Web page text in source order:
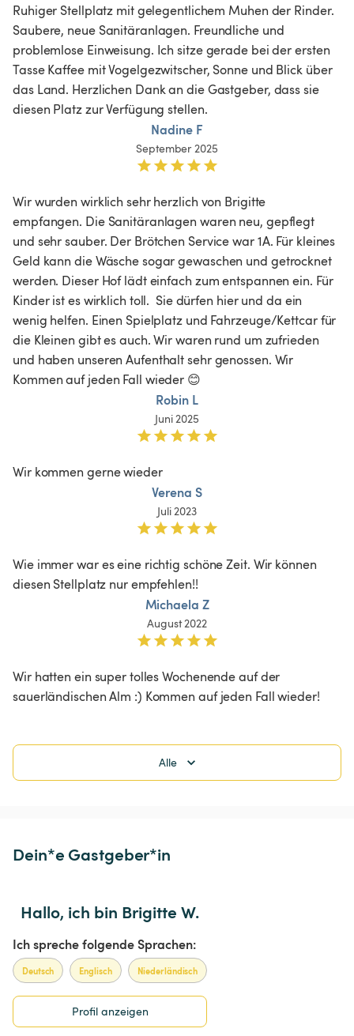
Ruhiger Stellplatz mit gelegentlichem Muhen der Rinder.
Saubere, neue Sanitäranlagen. Freundliche und
problemlose Einweisung. Ich sitze gerade bei der ersten
Tasse Kaffee mit Vogelgezwitscher, Sonne und Blick über
das Land. Herzlichen Dank an die Gastgeber, dass sie
diesen Platz zur Verfügung stellen.
Nadine F
September 2025
Wir wurden wirklich sehr herzlich von Brigitte
empfangen. Die Sanitäranlagen waren neu, gepflegt
und sehr sauber. Der Brötchen Service war 1A. Für kleines
Geld kann die Wäsche sogar gewaschen und getrocknet
werden. Dieser Hof lädt einfach zum entspannen ein. Für
Kinder ist es wirklich toll.  Sie dürfen hier und da ein
wenig helfen. Einen Spielplatz und Fahrzeuge/Kettcar für
die Kleinen gibt es auch. Wir waren rund um zufrieden
und haben unseren Aufenthalt sehr genossen. Wir
Kommen auf jeden Fall wieder 😊
Robin L
Juni 2025
Wir kommen gerne wieder
Verena S
Juli 2023
Wie immer war es eine richtig schöne Zeit. Wir können
diesen Stellplatz nur empfehlen!!
Michaela Z
August 2022
Wir hatten ein super tolles Wochenende auf der
sauerländischen Alm :) Kommen auf jeden Fall wieder!
Alle
Dein*e Gastgeber*in
Hallo, ich bin Brigitte W.
Ich spreche folgende Sprachen:
Deutsch Englisch Niederländisch
Profil anzeigen